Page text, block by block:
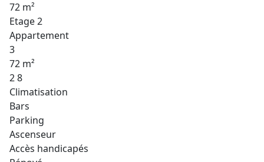
72 m²
Etage 2
Appartement
3
72 m²
2 8
Climatisation
Bars
Parking
Ascenseur
Accès handicapés